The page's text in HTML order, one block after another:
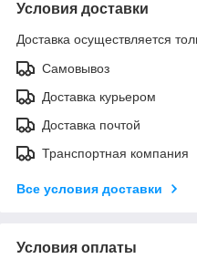
Условия доставки
Доставка осуществляется
Самовывоз
Доставка курьером
Доставка почтой
Транспортная компания
Все условия доставки
Условия оплаты